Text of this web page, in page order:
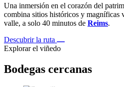
Una inmersión en el corazón del
combina sitios históricos y magníficas
valle, a solo 40 minutos de Reims.
Descubrir la ruta
Explorar el viñedo
Bodegas cercanas